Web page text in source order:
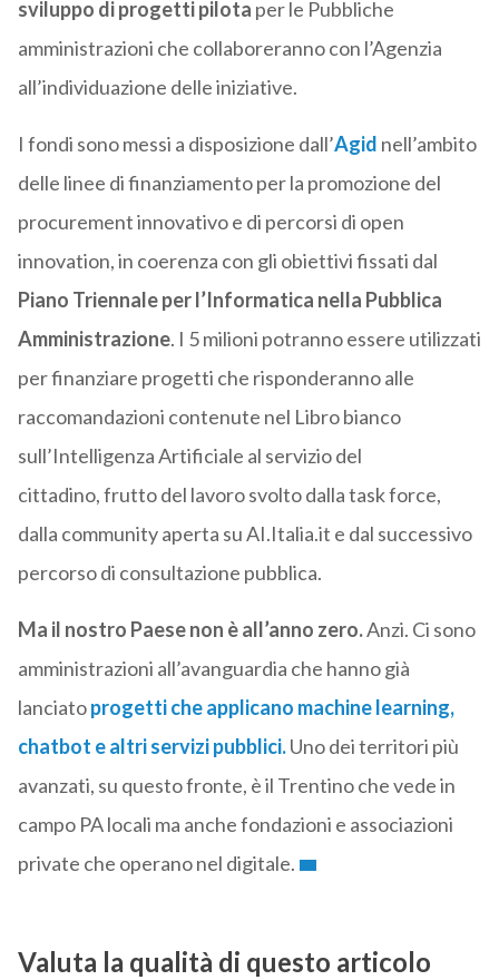
sviluppo di progetti pilota per le Pubbliche
amministrazioni che collaboreranno con l’Agenzia
all’individuazione delle iniziative.
I fondi sono messi a disposizione dall’Agid nell’ambito
delle linee di finanziamento per la promozione del
procurement innovativo e di percorsi di open
innovation, in coerenza con gli obiettivi fissati dal
Piano Triennale per l’Informatica nella Pubblica
Amministrazione. I 5 milioni potranno essere utilizzati
per finanziare progetti che risponderanno alle
raccomandazioni contenute nel Libro bianco
sull’Intelligenza Artificiale al servizio del
cittadino, frutto del lavoro svolto dalla task force,
dalla community aperta su AI.Italia.it e dal successivo
percorso di consultazione pubblica.
Ma il nostro Paese non è all’anno zero.Anzi. Ci sono
amministrazioni all’avanguardia che hanno già
lanciatoprogetti che applicano machine learning,
chatbot e altri servizi pubblici.Uno dei territori più
avanzati, su questo fronte, è il Trentino che vede in
campo PA locali ma anche fondazioni e associazioni
private che operano nel digitale.
Valuta la qualità di questo articolo